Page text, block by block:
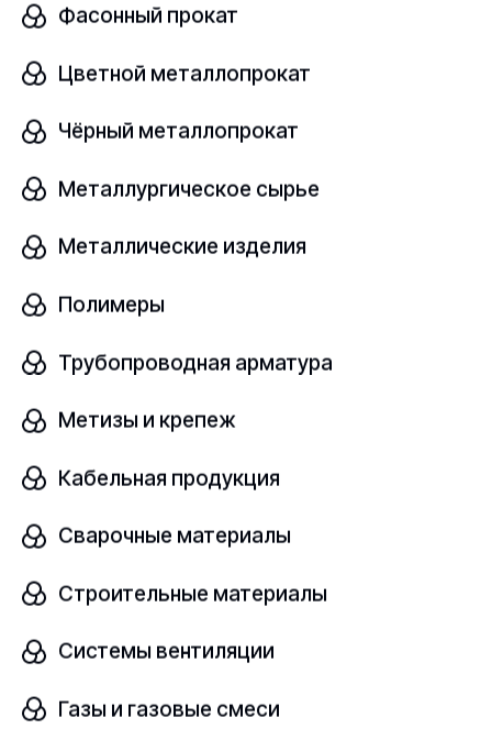
Фасонный прокат
Цветной металлопрокат
Чёрный металлопрокат
Металлургическое сырье
Металлические изделия
Полимеры
Трубопроводная арматура
Метизы и крепеж
Кабельная продукция
Сварочные материалы
Строительные материалы
Системы вентиляции
Газы и газовые смеси
В наличии
08Х17Н6Т ГОСТ 25054-81
110
Узнать цену
Поковка нержавеющая
Диаметр, мм